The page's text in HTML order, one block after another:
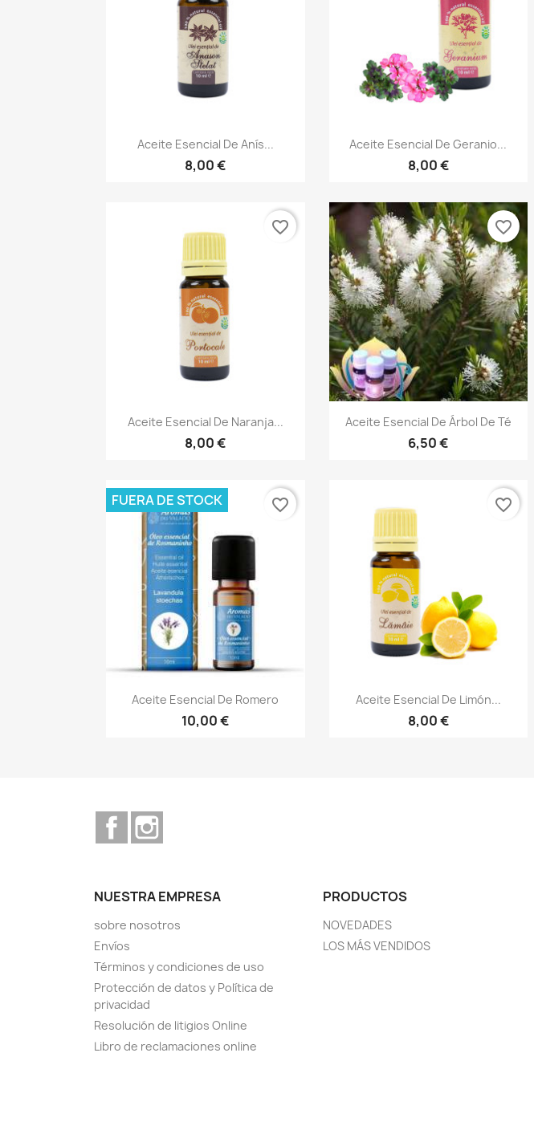
Vista rápida
Aceite Esencial De Anís...
8,00 €
Vista rápida
Aceite Esencial De Geranio...
8,00 €
Vista rápida
Aceite Esencial De Naranja...
8,00 €
favorite_border
Vista rápida
Aceite Esencial De Árbol De Té
6,50 €
favorite_border
Vista rápida
Aceite Esencial De Romero
10,00 €
FUERA DE STOCK favorite_border
Vista rápida
Aceite Esencial De Limón...
8,00 €
favorite_border
Facebook
NUESTRA EMPRESA
sobre nosotros
Envíos
Términos y condiciones de uso
Protección de datos y Política de
privacidad
Resolución de litigios Online
Libro de reclamaciones online
PRODUCTOS
NOVEDADES
LOS MÁS VENDIDOS